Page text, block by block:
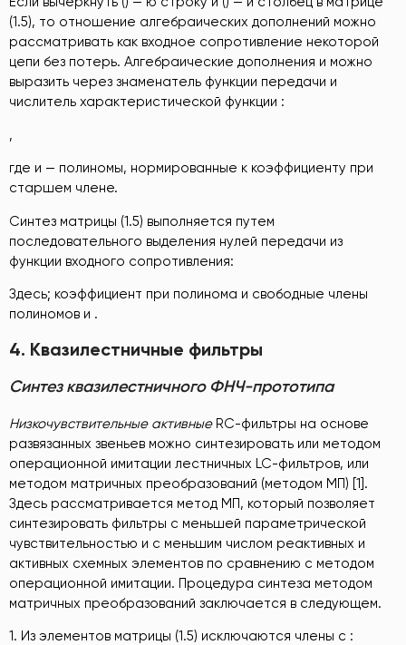
(1.5), то отношение алгебраических дополнений можно
рассматривать как входное сопротивление некоторой
цепи без потерь. Алгебраические дополнения и можно
выразить через знаменатель функции передачи и
числитель характеристической функции :
,
где и — полиномы, нормированные к коэффициенту при
старшем члене.
Синтез матрицы (1.5) выполняется путем
последовательного выделения нулей передачи из
функции входного сопротивления:
Здесь; коэффициент при полинома и свободные члены
полиномов и .
4. Квазилестничные фильтры
Синтез квазилестничного ФНЧ-прототипа
Низкочувствительные активные RC-фильтры на основе
развязанных звеньев можно синтезировать или методом
операционной имитации лестничных LC-фильтров, или
методом матричных преобразований (методом МП) [1].
Здесь рассматривается метод МП, который позволяет
синтезировать фильтры с меньшей параметрической
чувствительностью и с меньшим числом реактивных и
активных схемных элементов по сравнению с методом
операционной имитации. Процедура синтеза методом
матричных преобразований заключается в следующем.
1. Из элементов матрицы (1.5) исключаются члены с :